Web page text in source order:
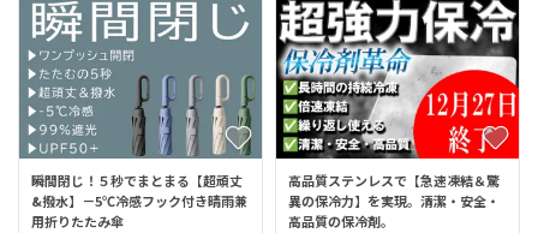
瞬間閉じ！５秒でまとまる【超頑丈
&撥水】－5℃冷感フック付き晴雨兼
用折りたたみ傘
高品質ステンレスで【急速凍結＆驚
異の保冷力】を実現。清潔・安全・
高品質の保冷剤。